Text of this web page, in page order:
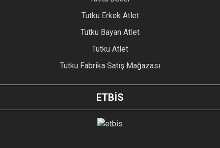
Tutku Erkek Atlet
Tutku Bayan Atlet
Tutku Atlet
Tutku Fabrika Satış Mağazası
ETBİS